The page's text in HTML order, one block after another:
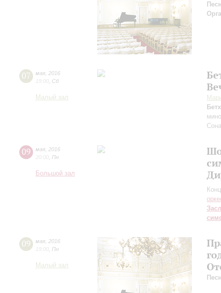
07 мая 2016
19:00 Сб
Малый зал
09 мая 2016
20:00 Пн
Большой зал
09 мая 2016
19:00 Пн
Малый зал